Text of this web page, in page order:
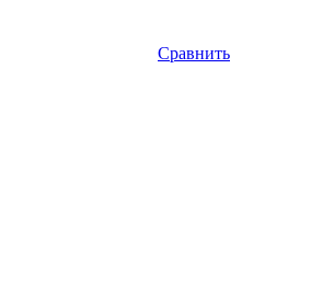
Сравнить